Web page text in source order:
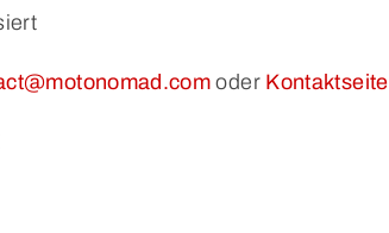
oder Kontaktseite